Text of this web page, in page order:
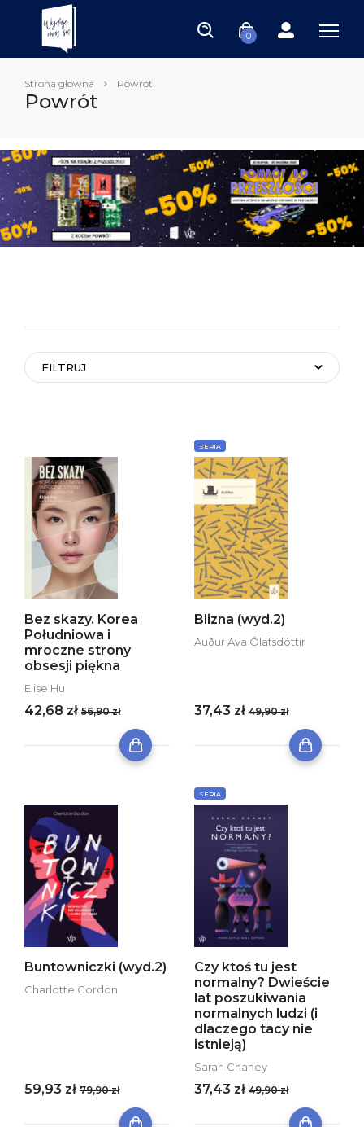
0
Strona główna Powrót
Powrót
FILTRUJ
Bez skazy. Korea
Południowa i
mroczne strony
obsesji piękna
Elise Hu
42,68 zł 56,90 zł
SERIA
Blizna (wyd.2)
Auður Ava Ólafsdóttir
37,43 zł 49,90 zł
Buntowniczki (wyd.2)
Charlotte Gordon
59,93 zł 79,90 zł
SERIA
Czy ktoś tu jest
normalny? Dwieście
lat poszukiwania
normalnych ludzi (i
dlaczego tacy nie
istnieją)
Sarah Chaney
37,43 zł 49,90 zł